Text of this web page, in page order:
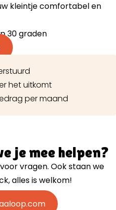
kleintje comfortabel en
30 graden
het uitkomt
per maand
je mee helpen?
vragen. Ook staan we
alles is welkom!